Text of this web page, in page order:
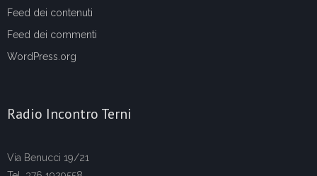
Feed dei contenuti
Feed dei commenti
WordPress.org
Radio Incontro Terni
Via Benucci 19/21